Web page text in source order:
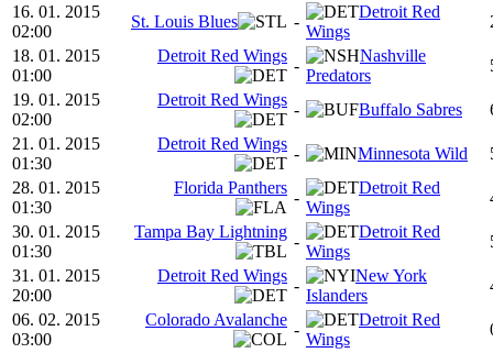
16. 01. 2015
02:00
St. Louis Blues -
Detroit Red
Wings
18. 01. 2015
01:00
Detroit Red Wings
-
Nashville
Predators
19. 01. 2015
02:00
Detroit Red Wings
- Buffalo Sabres
21. 01. 2015
01:30
Detroit Red Wings
- Minnesota Wild
28. 01. 2015
01:30
Florida Panthers
-
Detroit Red
Wings
30. 01. 2015
01:30
Tampa Bay Lightning
-
Detroit Red
Wings
31. 01. 2015
20:00
Detroit Red Wings
-
New York
Islanders
06. 02. 2015
03:00
Colorado Avalanche
-
Detroit Red
Wings